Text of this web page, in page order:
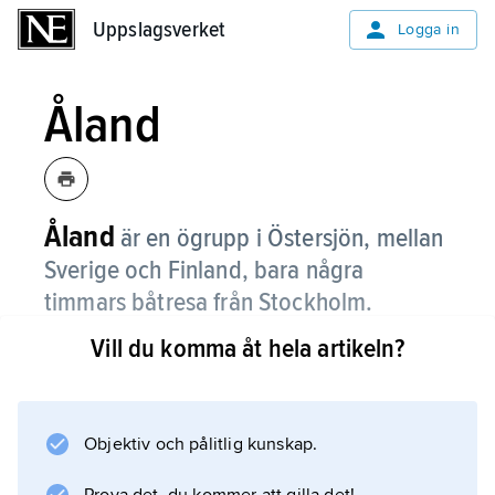
Uppslagsverket Logga in
Åland
Åland är en ögrupp i Östersjön, mellan
Sverige och Finland, bara några
timmars båtresa från Stockholm.
De består av huvudön
Åland tillhör Finland, men har självstyrelse. De
Vill du komma åt hela artikeln?
Objektiv och pålitlig kunskap.